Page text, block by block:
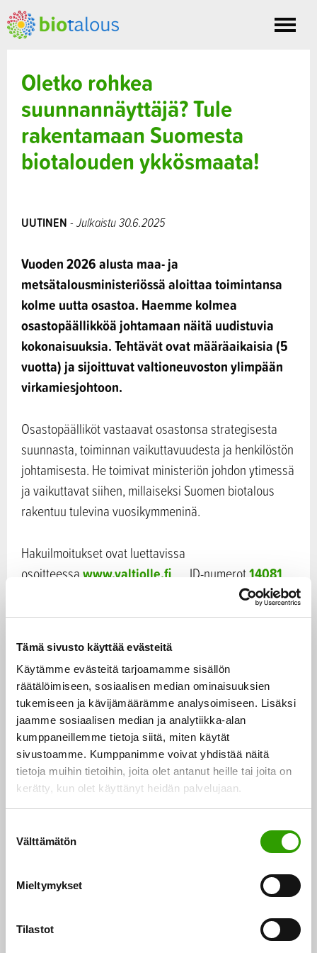
Tämä sivusto käyttää evästeitä
Käytämme evästeitä tarjoamamme sisällön
räätälöimiseen, sosiaalisen median ominaisuuksien
tukemiseen ja kävijämäärämme analysoimiseen. Lisäksi
jaamme sosiaalisen median ja analytiikka-alan
kumppaneillemme tietoja siitä, miten käytät
sivustoamme. Kumppanimme voivat yhdistää näitä
tietoja muihin tietoihin, joita olet antanut heille tai joita on
kerätty, kun olet käyttänyt heidän palvelujaan.
Välttämätön
Mieltymykset
Tilastot
Toggle
Oletko rohkea
suunnannäyttäjä? Tule
rakentamaan Suomesta
biotalouden ykkösmaata!
UUTINEN - Julkaistu 30.6.2025
Vuoden 2026 alusta maa- ja
metsätalousministeriössä aloittaa toimintansa
kolme uutta osastoa. Haemme kolmea
osastopäällikköä johtamaan näitä uudistuvia
kokonaisuuksia. Tehtävät ovat määräaikaisia (5
vuotta) ja sijoittuvat valtioneuvoston ylimpään
virkamiesjohtoon.
Osastopäälliköt vastaavat osastonsa strategisesta
suunnasta, toiminnan vaikuttavuudesta ja henkilöstön
johtamisesta. He toimivat ministeriön johdon ytimessä
ja vaikuttavat siihen, millaiseksi Suomen biotalous
rakentuu tulevina vuosikymmeninä.
Hakuilmoitukset ovat luettavissa
osoitteessawww.valtiolle.fi . ID-numerot14081
14082
(osastopäällikkö – maa- ja kalatalouselinkeino-osasto)
tutkimusosasto) ohjaavat suoraan tehtäviin.
Hakuaika päättyy 5.8.2025 kello 12.00.
Maa- ja metsätalousministeriön
tavoitteena Suomelle kestävän
biotalouden ykköspaikka
ruuan tuotannon ja uusiutuvien luonnonvarojen
perustuville elinkeinoille ja hyvinvoinnille. Maa- ja
vuonna 2035 Suomi on kestävän biotalouden